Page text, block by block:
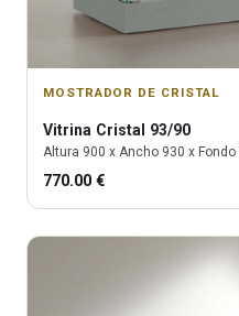
MOSTRADOR DE CRISTAL
Vitrina Cristal 93/90
Altura 900 x Ancho 930 x Fondo
770.00 €